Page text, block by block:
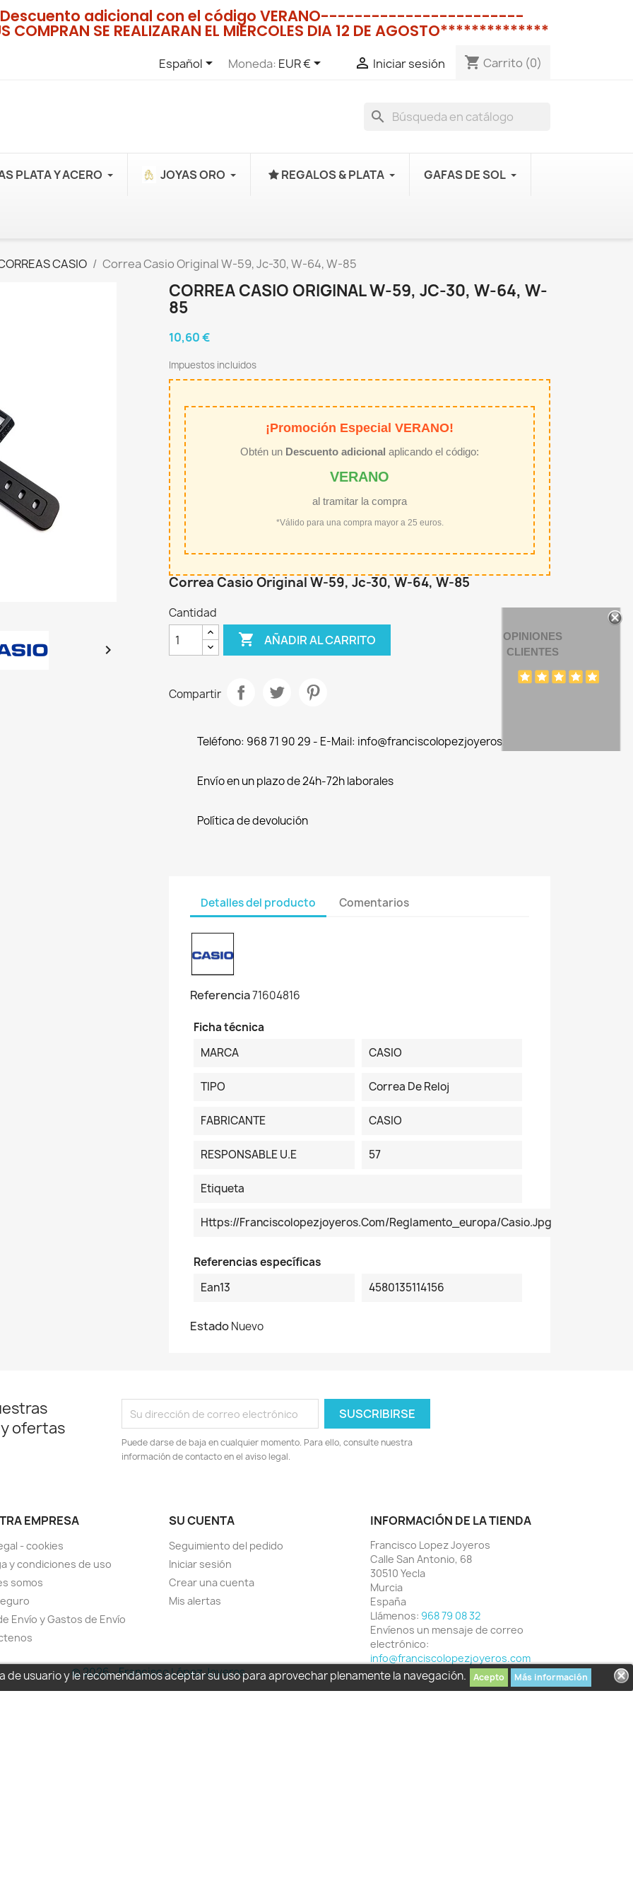
adicional con el código VERANO------------------------
SE REALIZARAN EL MIERCOLES DIA 12 DE AGOSTO**************
Español Moneda: EUR €  Iniciar sesión shopping_cart Carrito (0)
search
usuario y le recomendamos aceptar su uso para aprovechar plenamente la navegación. Acepto Más información
PLATA Y ACERO JOYAS ORO REGALOS & PLATA GAFAS DE SOL
CASIO Correa Casio Original W-59, Jc-30, W-64, W-85

CORREA CASIO ORIGINAL W-59, JC-30, W-64, W-
85
10,60 €
Impuestos incluidos
¡Promoción Especial VERANO!
Obtén un Descuento adicional aplicando el código:
VERANO
al tramitar la compra
*Válido para una compra mayor a 25 euros.
Correa Casio Original W-59, Jc-30, W-64, W-85
Cantidad
 AÑADIR AL CARRITO
Compartir
Teléfono: 968 71 90 29 - E-Mail: info@franciscolopezjoyeros.com
Envío en un plazo de 24h-72h laborales
Política de devolución
Detalles del producto Comentarios
Referencia71604816
Ficha técnica
MARCA
CASIO
TIPO Correa De Reloj
FABRICANTE CASIO
RESPONSABLE U.E 57
Etiqueta
Https://franciscolopezjoyeros.com/reglamento_europa/Casio.jpg
Referencias específicas
Ean13
4580135114156
EstadoNuevo
ofertas
Puede darse de baja en cualquier momento. Para ello, consulte nuestra
información de contacto en el aviso legal.
EMPRESA
- cookies
y condiciones de uso
somos
Envío y Gastos de Envío
SU CUENTA
Seguimiento del pedido
Iniciar sesión
Crear una cuenta
Mis alertas
INFORMACIÓN DE LA TIENDA
Francisco Lopez Joyeros
Calle San Antonio, 68
30510 Yecla
Murcia
España
Llámenos: 968 79 08 32
Envíenos un mensaje de correo
electrónico:
info@franciscolopezjoyeros.com
OPINIONES
CLIENTES
© 2026 - Francisco López Joyeros